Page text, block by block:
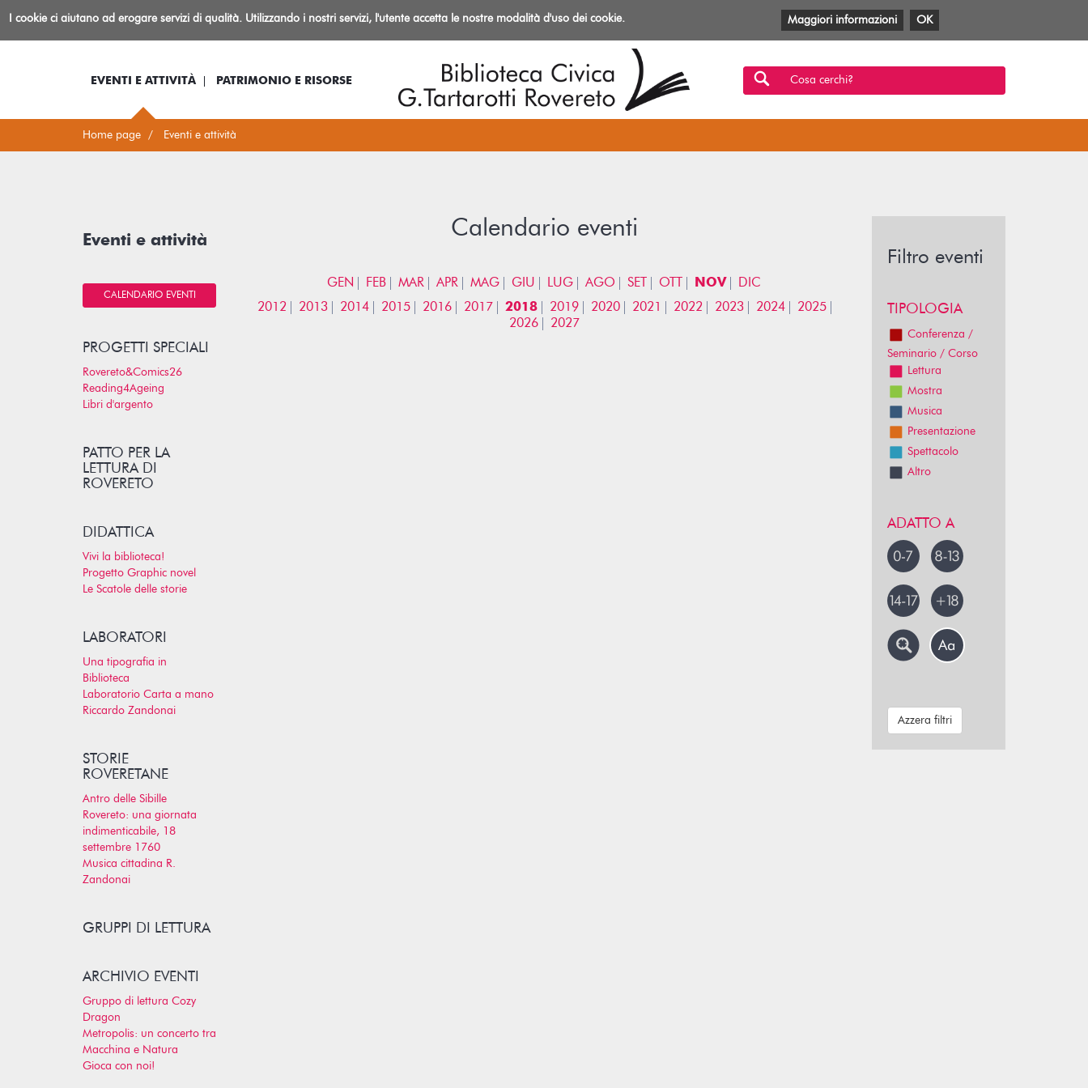
BibliotecaIo sono... Log-in Informazioni
Facebook
TwitterYouTube
Anobii
SBTMlol
EVENTI E ATTIVITÀ PATRIMONIO E RISORSE Cosa cerchi?
Home page Eventi e attività
Calendario eventi
GEN FEB MAR APR MAG GIU LUG AGO SET OTT NOV
DIC
2012
2013 2014 2015 2016 2017 2018 2019 2020 2021 2022 2023 2024
2025
2026
2027
Eventi e attività
CALENDARIO EVENTI
PROGETTI SPECIALI
Rovereto&Comics26
Reading4Ageing
Libri d'argento
PATTO PER LA
LETTURA DI
ROVERETO
DIDATTICA
Vivi la biblioteca!
Progetto Graphic novel
Le Scatole delle storie
LABORATORI
Una tipografia in
Biblioteca
Laboratorio Carta a mano
Riccardo Zandonai
STORIE
ROVERETANE
Antro delle Sibille
Rovereto: una giornata
indimenticabile, 18
settembre 1760
Musica cittadina R.
Zandonai
GRUPPI DI LETTURA
ARCHIVIO EVENTI
Gruppo di lettura Cozy
Dragon
Metropolis: un concerto tra
Macchina e Natura
Gioca con noi!
Filtro eventi
TIPOLOGIA
Conferenza /
Seminario / Corso
Lettura
Mostra
Musica
Presentazione
Spettacolo
Altro
ADATTO A
Azzera filtri
I cookie ci aiutano ad erogare servizi di qualità. Utilizzando i nostri servizi, l'utente accetta le nostre modalità d'uso dei cookie. Maggiori informazioni OK